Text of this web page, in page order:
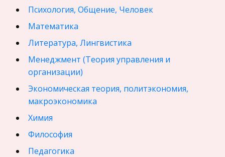
Психология, Общение, Человек
Математика
Литература, Лингвистика
Менеджмент (Теория управления и
организации)
Экономическая теория, политэкономия,
макроэкономика
Химия
Философия
Педагогика